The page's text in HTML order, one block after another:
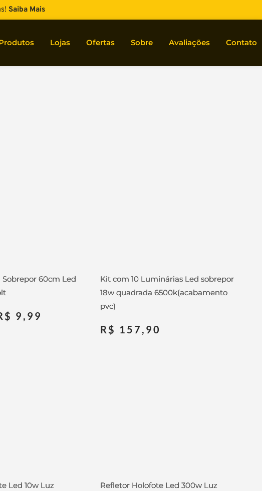
Saiba Mais
Lojas Ofertas Sobre Avaliações Contato
60cm Led
9,99
Kit com 10 Luminárias Led sobrepor
18w quadrada 6500k(acabamento
pvc)
R$ 157,90
Led 10w Luz
Refletor Holofote Led 300w Luz